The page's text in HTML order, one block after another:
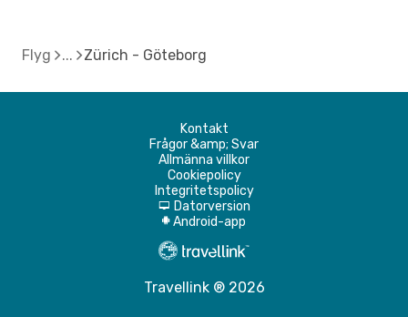
Flyg Zürich - Göteborg
Kontakt
Frågor &amp; Svar
Allmänna villkor
Cookiepolicy
Integritetspolicy
d Datorversion
A Android-app
Travellink ® 2026